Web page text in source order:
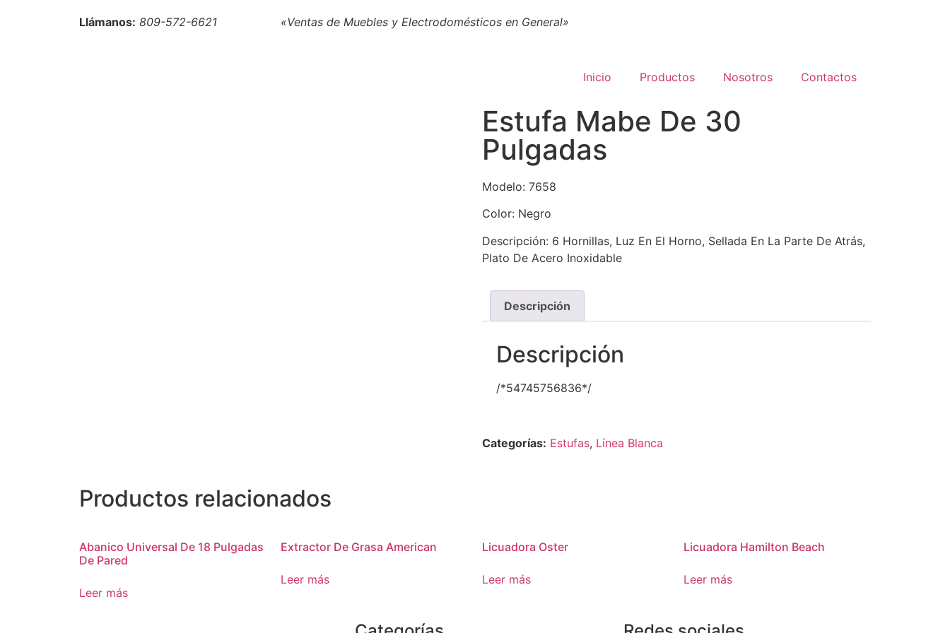
Llámanos: 809-572-6621 «Ventas de Muebles y Electrodomésticos en General»
Inicio Productos Nosotros Contactos
Estufa Mabe De 30
Pulgadas
Modelo: 7658
Color: Negro
Descripción: 6 Hornillas, Luz En El Horno, Sellada En La Parte De Atrás,
Plato De Acero Inoxidable
Descripción
Descripción
/*54745756836*/
Categorías: Estufas, Línea Blanca
Productos relacionados
Abanico Universal De 18 Pulgadas
De Pared
Leer más
Extractor De Grasa American
Leer más
Licuadora Oster
Leer más
Licuadora Hamilton Beach
Leer más